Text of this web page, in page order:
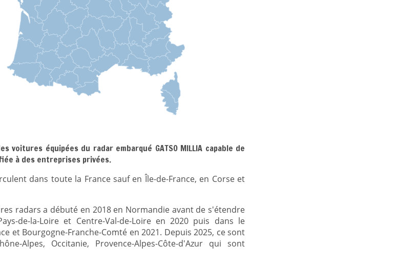
voitures équipées du radar embarqué GATSO MILLIA capable de
à des entreprises privées.
dans toute la France sauf en Île-de-France, en Corse et
radars a débuté en 2018 en Normandie avant de s'étendre
de-la-Loire et Centre-Val-de-Loire en 2020 puis dans le
et Bourgogne-Franche-Comté en 2021. Depuis 2025, ce sont
Alpes, Occitanie, Provence-Alpes-Côte-d'Azur qui sont